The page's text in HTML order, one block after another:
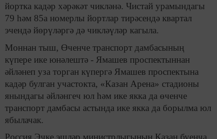
йортка кадәр хәрәкәт чикләнә. Чистай урамындагы
79 һәм 85а номерлы йортлар тирәсендә квартал
эчендә йөрүләргә дә чикләүләр кагыла.
Моннан тыш, Өченче транспорт дамбасының
күпере ике юнәлештә - Ямашев проспектыннан
әйләнеп уза торган күпергә Ямашев проспектына
кадәр булган участокта, «Казан Арена» стадионы
янындагы әйләнгеч юл һәм ике якка да өченче
транспорт дамбасы астында ике якка да борылма юл
ябылачак.
Россия Эчке эшләр министрлыгының Казан буенча